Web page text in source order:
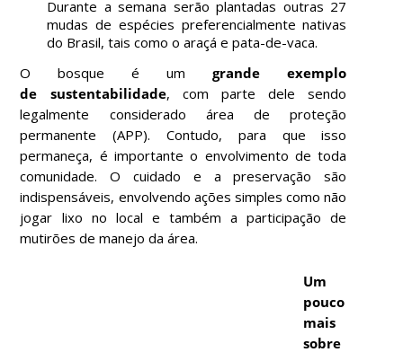
Durante a semana serão plantadas outras 27
mudas de espécies preferencialmente nativas
do Brasil, taiscomo o araçá e pata-de-vaca.
O bosque é umgrande exemplo
de sustentabilidade, com parte dele sendo
legalmente considerado área de proteção
permanente (APP). Contudo, para que isso
permaneça, é importante o envolvimento de toda
comunidade. O cuidado e a preservação são
indispensáveis, envolvendo ações simples como não
jogar lixo no local e também a participação de
mutirões de manejo da área.
Um
pouco
mais
sobre